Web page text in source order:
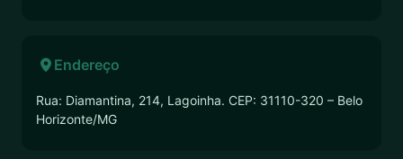
Endereço
Rua: Diamantina, 214, Lagoinha. CEP: 31110-320 – Belo
Horizonte/MG